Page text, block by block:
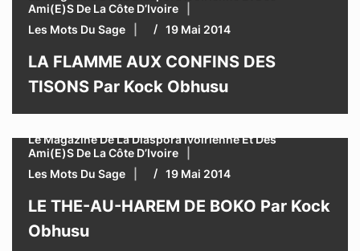
Ami(e)s De La Côte D’Ivoire
Les Mots Du Sage
19 Mai 2014
LA FLAMME AUX CONFINS DES
TISONS Par Kock Obhusu
Le Magazine De La Diaspora Ivoirienne Et Des
Ami(e)s De La Côte D’Ivoire
Les Mots Du Sage
19 Mai 2014
LE THE-AU-HAREM DE BOKO Par Kock
Obhusu